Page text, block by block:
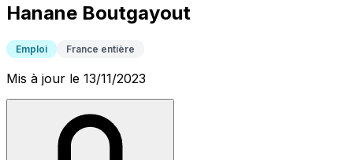
Hanane Boutgayout
Emploi France entière
Mis à jour le 13/11/2023